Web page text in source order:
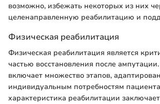
возможно, избежать некоторых из них
целенаправленную реабилитацию и
Физическая реабилитация
Физическая реабилитация является
частью восстановления после
включает множество этапов,
индивидуальным потребностям
характеристика реабилитации